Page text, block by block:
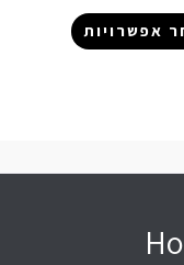
אפשרויות